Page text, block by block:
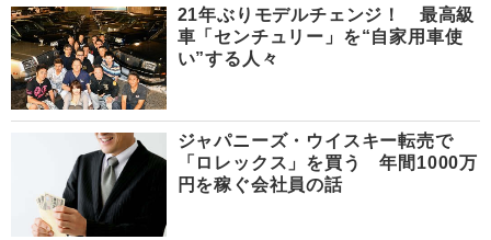
21年ぶりモデルチェンジ！ 最高級
車「センチュリー」を“自家用車使
い”する人々
ジャパニーズ・ウイスキー転売で
「ロレックス」を買う 年間1000万
円を稼ぐ会社員の話